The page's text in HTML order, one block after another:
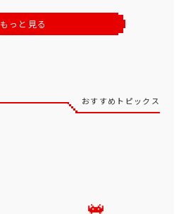
もっと見る
おすすめトピックス